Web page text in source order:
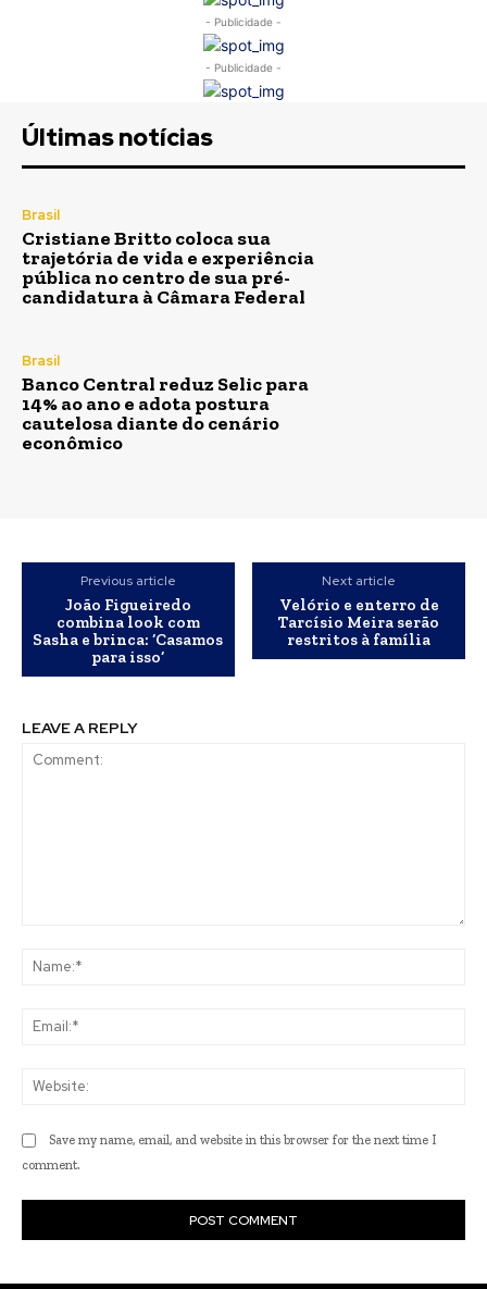
- Publicidade -
- Publicidade -
Últimas notícias
Brasil
Cristiane Britto coloca sua
trajetória de vida e experiência
pública no centro de sua pré-
candidatura à Câmara Federal
Brasil
Banco Central reduz Selic para
14% ao ano e adota postura
cautelosa diante do cenário
econômico
Previous article
João Figueiredo
combina look com
Sasha e brinca: ‘Casamos
para isso’
Next article
Velório e enterro de
Tarcísio Meira serão
restritos à família
LEAVE A REPLY
Save my name, email, and website in this browser for the next time I
comment.